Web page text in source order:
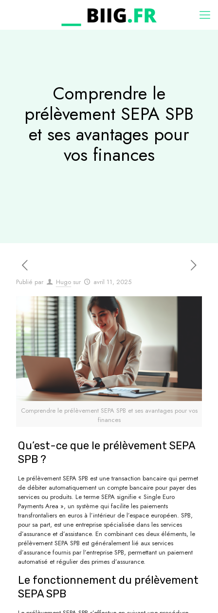
Comprendre le
prélèvement SEPA SPB
et ses avantages pour
vos finances
Publié par Hugo sur avril 11, 2025
Comprendre le prélèvement SEPA SPB et ses avantages pour vos
finances
Qu’est-ce que le prélèvement SEPA
SPB ?
Le prélèvement SEPA SPB est une transaction bancaire qui permet
de débiter automatiquement un compte bancaire pour payer des
services ou produits. Le terme SEPA signifie « Single Euro
Payments Area », un système qui facilite les paiements
transfrontaliers en euros à l’intérieur de l’espace européen. SPB,
pour sa part, est une entreprise spécialisée dans les services
d’assurance et d’assistance. En combinant ces deux éléments, le
prélèvement SEPA SPB est généralement lié aux services
d’assurance fournis par l’entreprise SPB, permettant un paiement
automatisé et régulier des primes d’assurance.
Le fonctionnement du prélèvement
SEPA SPB